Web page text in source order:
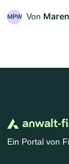
MPW Von
Ein Portal von